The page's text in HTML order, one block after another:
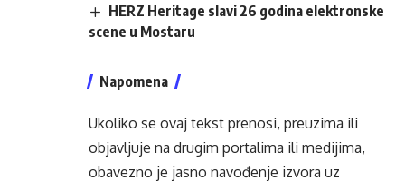
HERZ Heritage slavi 26 godina elektronske
scene u Mostaru
Napomena
Ukoliko se ovaj tekst prenosi, preuzima ili
objavljuje na drugim portalima ili medijima,
obavezno je jasno navođenje izvora uz